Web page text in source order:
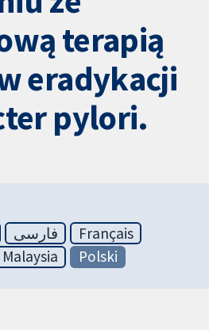
terapią
eradykacji
pylori.
فارسی
Français
Polski